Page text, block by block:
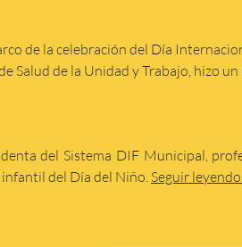
de la celebración del Día
Salud de la Unidad y Trabajo, hizo
del Sistema DIF Municipal,
del Día del Niño. Seguir leyendo...